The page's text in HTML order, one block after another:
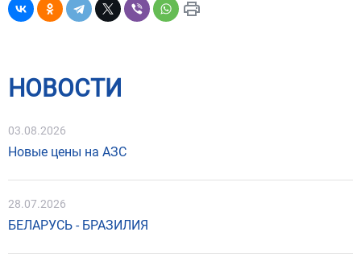
НОВОСТИ
03.08.2026
Новые цены на АЗС
28.07.2026
БЕЛАРУСЬ - БРАЗИЛИЯ